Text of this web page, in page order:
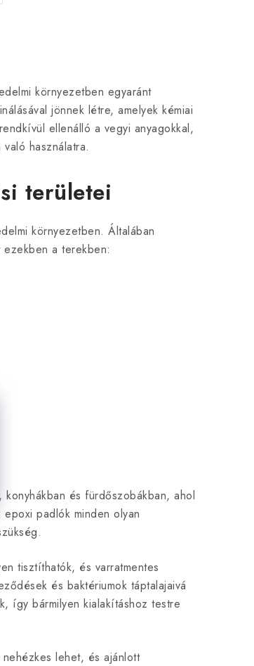
környezetben egyaránt
jönnek létre, amelyek kémiai
ellenálló a vegyi anyagokkal,
használatra.
területei
környezetben. Általában
ezekben a terekben:
konyhákban és fürdőszobákban, ahol
padlók minden olyan
tisztíthatók, és varratmentes
és baktériumok táptalajaivá
így bármilyen kialakításhoz testre
lehet, és ajánlott